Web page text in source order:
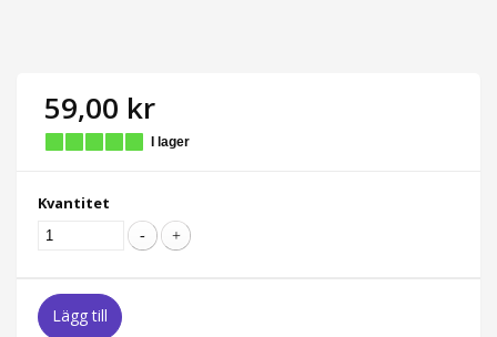
59,00 kr
I lager
Kvantitet
Lägg till